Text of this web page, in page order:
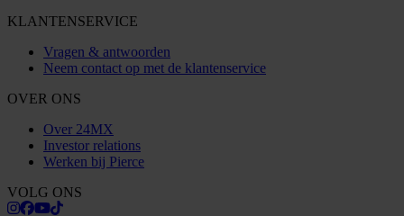
KLANTENSERVICE
Vragen & antwoorden
Neem contact op met de klantenservice
OVER ONS
Over 24MX
Investor relations
Werken bij Pierce
VOLG ONS